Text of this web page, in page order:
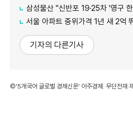
삼성물산 "신반포 19·25차 '영구
서울 아파트 중위가격 1년 새 2억 뛰었다
기자의 다른기사
©'5개국어 글로벌 경제신문' 아주경제. 무단전재·